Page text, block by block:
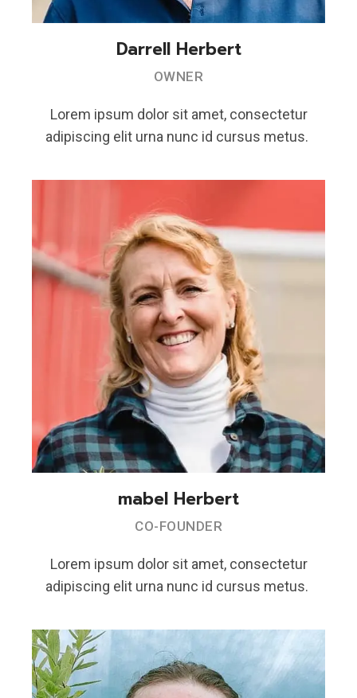
Darrell Herbert
OWNER
Lorem ipsum dolor sit amet, consectetur
adipiscing elit urna nunc id cursus metus.
mabel Herbert
CO-FOUNDER
Lorem ipsum dolor sit amet, consectetur
adipiscing elit urna nunc id cursus metus.